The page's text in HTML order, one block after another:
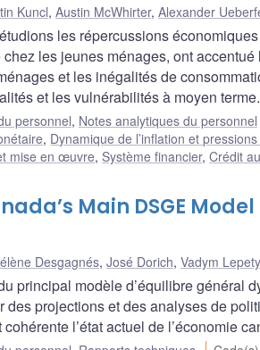
Kuncl, Austin McWhirter, Alexander
les répercussions
les jeunes ménages, ont
et les inégalités de
et les vulnérabilités à moyen terme.
personnel, Notes analytiques du personnel
, Dynamique de l’inflation et
mise en œuvre, Système financier, Crédit
Main DSGE
Desgagnés, José Dorich, Vadym
principal modèle d’équilibre général
projections et des analyses de
l’état actuel de l’économie